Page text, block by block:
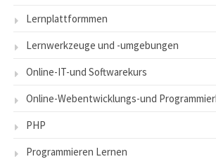
Lernplattformmen
Lernwerkzeuge und -umgebungen
Online-IT-und Softwarekurs
Online-Webentwicklungs-und
PHP
Programmieren Lernen